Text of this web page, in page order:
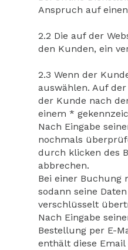
Anspruch auf
2.2 Die auf der
den Kunden, ein
2.3 Wenn der
auswählen. Auf
der Kunde nach
einem *
Nach Eingabe
nochmals
durch klicken des
abbrechen.
Bei einer Buchung
sodann seine
verschlüsselt
Nach Eingabe
Bestellung per E-
enthält diese